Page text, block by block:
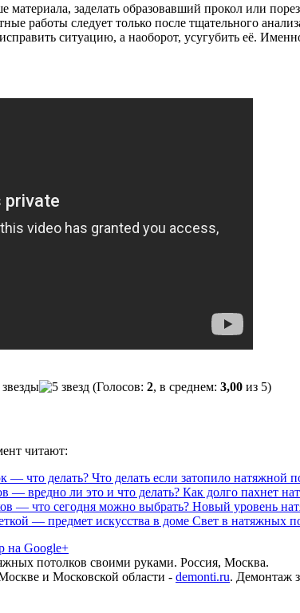
заделать образовавший прокол или
работы следует только после тщательного
ситуацию, а наоборот, усугубить её.
(Голосов: 2, в среднем: 3,00 из 5)
читают:
Что делать если затопило натяжной
Как долго пахнет
Новый уровень
Свет в натяжных
на Google+
потолков своими руками. Россия, Москва.
и Московской области - demonti.ru. Демонтаж